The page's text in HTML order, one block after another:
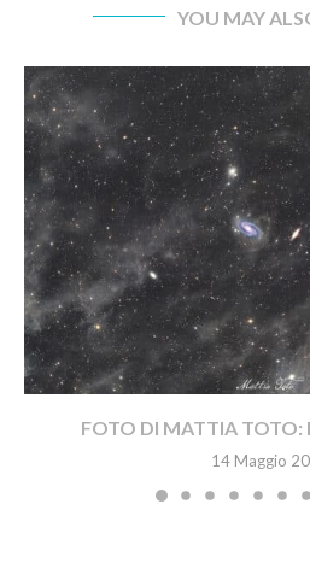
YOU MAY
FOTO DI MATTIA TOTO:
14 Maggio